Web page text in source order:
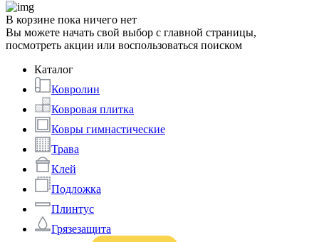
В корзине пока ничего нет
Вы можете начать свой выбор с главной страницы,
посмотреть акции или воспользоваться поиском
Каталог
Ковролин
Ковровая плитка
Ковры гимнастические
Трава
Клей
Подложка
Плинтус
Грязезащита